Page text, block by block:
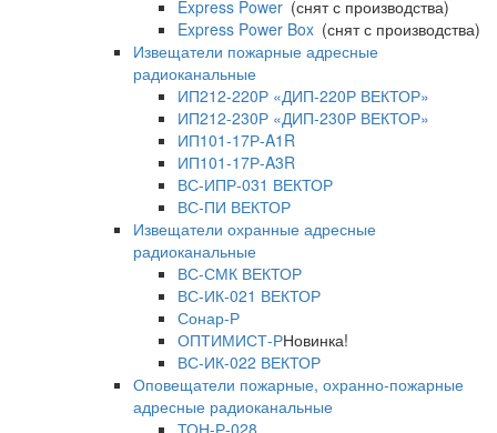
Express Power (снят с производства)
Express Power Box (снят с производства)
Извещатели пожарные адресные
радиоканальные
ИП212-220Р «ДИП-220Р ВЕКТОР»
ИП212-230Р «ДИП-230Р ВЕКТОР»
ИП101-17Р-A1R
ИП101-17Р-A3R
ВС-ИПР-031 ВЕКТОР
ВС-ПИ ВЕКТОР
Извещатели охранные адресные
радиоканальные
ВС-СМК ВЕКТОР
ВС-ИК-021 ВЕКТОР
Сонар-Р
ОПТИМИСТ-РНовинка!
ВС-ИК-022 ВЕКТОР
Оповещатели пожарные, охранно-пожарные
адресные радиоканальные